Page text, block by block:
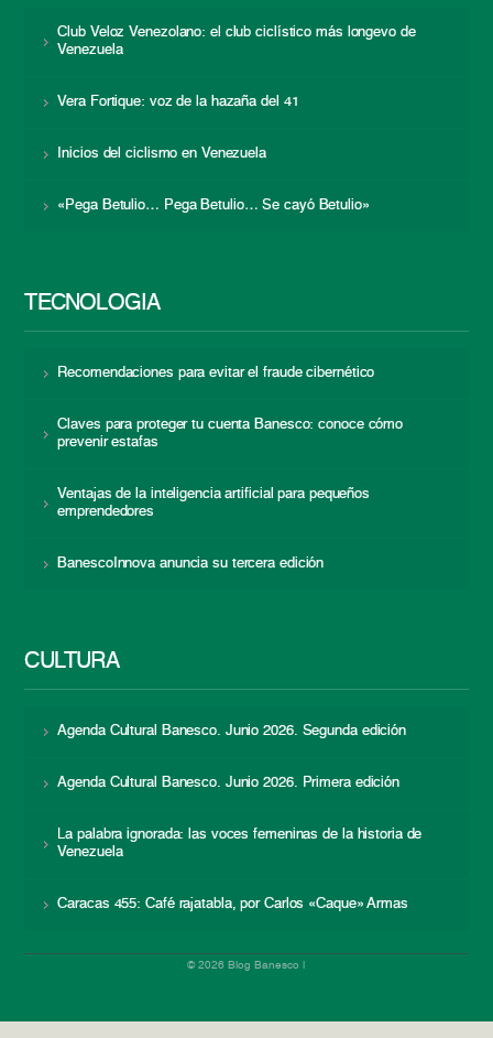
Club Veloz Venezolano: el club ciclístico más longevo de
Venezuela
Vera Fortique: voz de la hazaña del 41
Inicios del ciclismo en Venezuela
«Pega Betulio… Pega Betulio… Se cayó Betulio»
TECNOLOGÍA
Recomendaciones para evitar el fraude cibernético
Claves para proteger tu cuenta Banesco: conoce cómo
prevenir estafas
Ventajas de la inteligencia artificial para pequeños
emprendedores
BanescoInnova anuncia su tercera edición
CULTURA
Agenda Cultural Banesco. Junio 2026. Segunda edición
Agenda Cultural Banesco. Junio 2026. Primera edición
La palabra ignorada: las voces femeninas de la historia de
Venezuela
Caracas 455: Café rajatabla, por Carlos «Caque» Armas
© 2026 Blog Banesco |